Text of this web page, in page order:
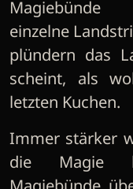
Magiebünde
einzelne
plündern das
scheint, als
letzten Kuchen.
Immer stärker
die Magie